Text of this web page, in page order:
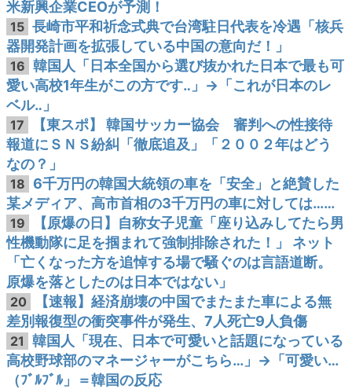
米新興企業CEOが予測！
15 長崎市平和祈念式典で台湾駐日代表を冷遇「核兵
器開発計画を拡張している中国の意向だ！」
16 韓国人「日本全国から選び抜かれた日本で最も可
愛い高校1年生がこの方です‥」→「これが日本のレ
ベル‥」
17
【東スポ】 韓国サッカー協会 審判への性接待
報道にＳＮＳ紛糾「徹底追及」「２００２年はどう
なの？」
18 6千万円の韓国大統領の車を「安全」と絶賛した
某メディア、高市首相の3千万円の車に対しては……
19
【原爆の日】自称女子児童「座り込みしてたら男
性機動隊に足を掴まれて強制排除された！」 ネット
「亡くなった方を追悼する場で騒ぐのは言語道断。
原爆を落としたのは日本ではない」
20
【速報】経済崩壊の中国でまたまた車による無
差別報復型の衝突事件が発生、7人死亡9人負傷
21
韓国人「現在、日本で可愛いと話題になっている
高校野球部のマネージャーがこちら…」→「可愛い…
（ﾌﾞﾙﾌﾞﾙ」＝韓国の反応